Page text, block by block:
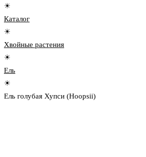
☀
Каталог
☀
Хвойные растения
☀
Ель
☀
Ель голубая Хупси (Hoopsii)